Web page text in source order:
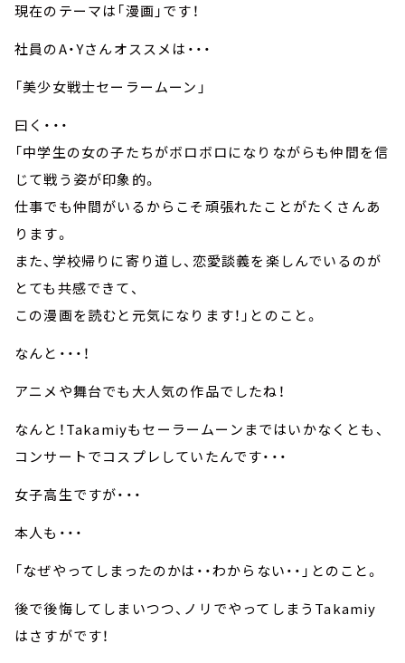
現在のテーマは「漫画」です！
社員のA・Yさんオススメは・・・
「美少女戦士セーラームーン」
曰く・・・
「中学生の女の子たちがボロボロになりながらも仲間を信
じて戦う姿が印象的。
仕事でも仲間がいるからこそ頑張れたことがたくさんあ
ります。
また、学校帰りに寄り道し、恋愛談義を楽しんでいるのが
とても共感できて、
この漫画を読むと元気になります！」とのこと。
なんと・・・！
アニメや舞台でも大人気の作品でしたね！
なんと！Takamiyもセーラームーンまではいかなくとも、
コンサートでコスプレしていたんです・・・
女子高生ですが・・・
本人も・・・
「なぜやってしまったのかは・・わからない・・」とのこと。
後で後悔してしまいつつ、ノリでやってしまうTakamiy
はさすがです！